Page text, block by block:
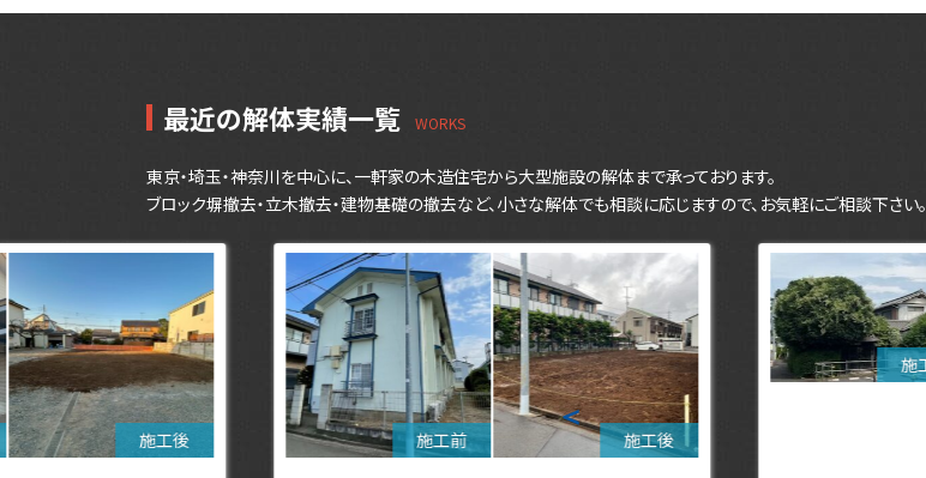
最近の解体実績一覧
東京・埼玉・神奈川を中心に、一軒家の木造住宅から大型施設の解体まで承っております。
ブロック塀撤去・立木撤去・建物基礎の撤去など、小さな解体でも相談に応じますので、お気軽にご相談下さい。
＜